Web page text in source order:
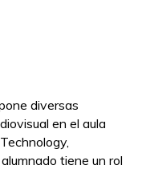
diversas
en el aula
tiene un rol